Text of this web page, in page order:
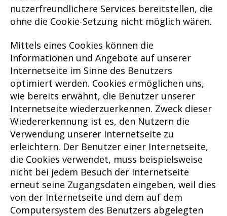
nutzerfreundlichere Services bereitstellen, die
ohne die Cookie-Setzung nicht möglich wären.
Mittels eines Cookies können die
Informationen und Angebote auf unserer
Internetseite im Sinne des Benutzers
optimiert werden. Cookies ermöglichen uns,
wie bereits erwähnt, die Benutzer unserer
Internetseite wiederzuerkennen. Zweck dieser
Wiedererkennung ist es, den Nutzern die
Verwendung unserer Internetseite zu
erleichtern. Der Benutzer einer Internetseite,
die Cookies verwendet, muss beispielsweise
nicht bei jedem Besuch der Internetseite
erneut seine Zugangsdaten eingeben, weil dies
von der Internetseite und dem auf dem
Computersystem des Benutzers abgelegten